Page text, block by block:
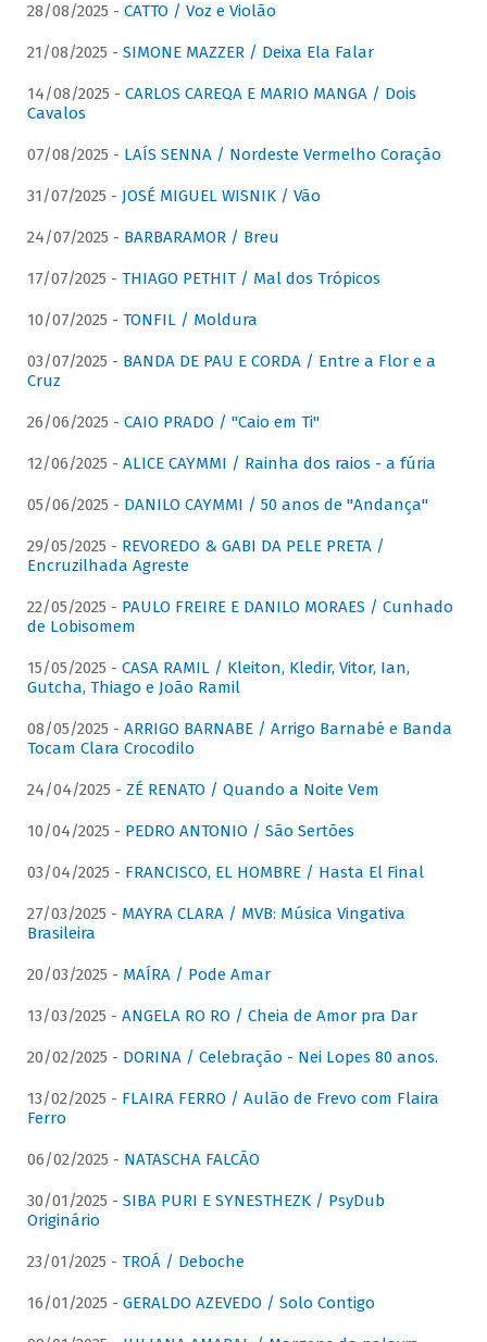
28/08/2025 - CATTO / Voz e Violão
21/08/2025 - SIMONE MAZZER / Deixa Ela Falar
14/08/2025 - CARLOS CAREQA E MARIO MANGA / Dois
Cavalos
07/08/2025 - LAÍS SENNA / Nordeste Vermelho Coração
31/07/2025 - JOSÉ MIGUEL WISNIK / Vão
24/07/2025 - BARBARAMOR / Breu
17/07/2025 - THIAGO PETHIT / Mal dos Trópicos
10/07/2025 - TONFIL / Moldura
03/07/2025 - BANDA DE PAU E CORDA / Entre a Flor e a
Cruz
26/06/2025 - CAIO PRADO / "Caio em Ti"
12/06/2025 - ALICE CAYMMI / Rainha dos raios - a fúria
05/06/2025 - DANILO CAYMMI / 50 anos de "Andança"
29/05/2025 - REVOREDO & GABI DA PELE PRETA /
Encruzilhada Agreste
22/05/2025 - PAULO FREIRE E DANILO MORAES / Cunhado
de Lobisomem
15/05/2025 - CASA RAMIL / Kleiton, Kledir, Vitor, Ian,
Gutcha, Thiago e João Ramil
08/05/2025 - ARRIGO BARNABE / Arrigo Barnabé e Banda
Tocam Clara Crocodilo
24/04/2025 - ZÉ RENATO / Quando a Noite Vem
10/04/2025 - PEDRO ANTONIO / São Sertões
03/04/2025 - FRANCISCO, EL HOMBRE / Hasta El Final
27/03/2025 - MAYRA CLARA / MVB: Música Vingativa
Brasileira
20/03/2025 - MAÍRA / Pode Amar
13/03/2025 - ANGELA RO RO / Cheia de Amor pra Dar
20/02/2025 - DORINA / Celebração - Nei Lopes 80 anos.
13/02/2025 - FLAIRA FERRO / Aulão de Frevo com Flaira
Ferro
06/02/2025 - NATASCHA FALCÃO
30/01/2025 - SIBA PURI E SYNESTHEZK / PsyDub
Originário
23/01/2025 - TROÁ / Deboche
16/01/2025 - GERALDO AZEVEDO / Solo Contigo